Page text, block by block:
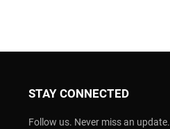
STAY CONNECTED
Follow us. Never miss an update.